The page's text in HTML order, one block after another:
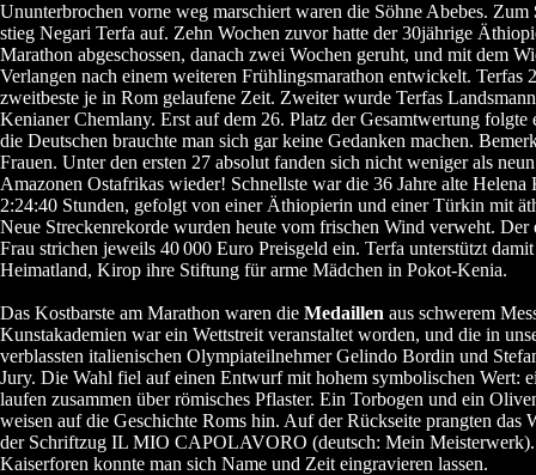
Ununterbrochen vorne weg marschiert waren die Söhne Abebes. Zum
stieg Negari Terfa auf. Zehn Wochen zuvor hatte der 30jährige
Marathon abgeschossen, danach zwei Wochen geruht, und mit dem
Verlangen nach einem weiteren Frühlingsmarathon entwickelt. Terfas
zweitbeste je in Rom gelaufene Zeit. Zweiter wurde Terfas
Kenianer Chemlany. Erst auf dem 26. Platz der Gesamtwertung folgte
die Deutschen brauchte man sich gar keine Gedanken machen.
Frauen. Unter den ersten 27 absolut fanden sich nicht weniger als
Amazonen Ostafrikas wieder! Schnellste war die 36 Jahre alte
2:24:40 Stunden, gefolgt von einer Äthiopierin und einer Türkin mit
Neue Streckenrekorde wurden heute vom frischen Wind verweht. Der
Frau strichen jeweils 40000 Euro Preisgeld ein. Terfa unterstützt
Heimatland, Kirop ihre Stiftung für arme Mädchen in Pokot-Kenia.
Das Kostbarste am Marathon waren die Medaillen aus schwerem
Kunstakademien war ein Wettstreit veranstaltet worden, und die in
verblassten italienischen Olympiateilnehmer Gelindo Bordin und
Jury. Die Wahl fiel auf einen Entwurf mit hohem symbolischen Wert:
laufen zusammen über römisches Pflaster. Ein Torbogen und ein
weisen auf die Geschichte Roms hin. Auf der Rückseite prangten das
der Schriftzug IL MIO CAPOLAVORO (deutsch: Mein Meisterwerk).
Kaiserforen konnte man sich Name und Zeit eingravieren lassen.